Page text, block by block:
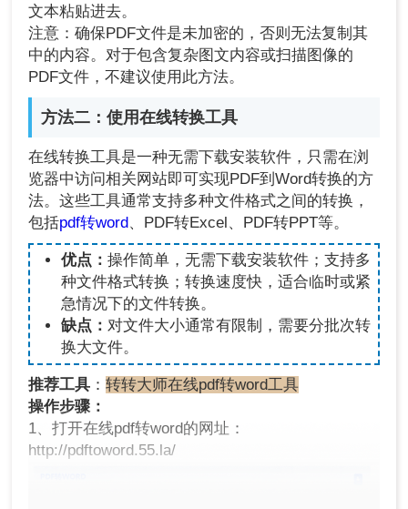
文本粘贴进去。
注意：确保PDF文件是未加密的，否则无法复制其
中的内容。对于包含复杂图文内容或扫描图像的
PDF文件，不建议使用此方法。
方法二：使用在线转换工具
在线转换工具是一种无需下载安装软件，只需在浏
览器中访问相关网站即可实现PDF到Word转换的方
法。这些工具通常支持多种文件格式之间的转换，
包括pdf转word 、PDF转Excel、PDF转PPT等。
优点： 操作简单，无需下载安装软件；支持多
种文件格式转换；转换速度快，适合临时或紧
急情况下的文件转换。
缺点： 对文件大小通常有限制，需要分批次转
换大文件。
推荐工具 ：转转大师在线pdf转word工具
操作步骤：
1、打开在线pdf转word的网址：
http://pdftoword.55.la/